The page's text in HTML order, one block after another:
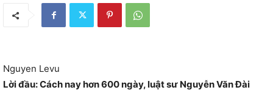
Nguyen Levu
Lời đầu: Cách nay hơn 600 ngày, luật sư Nguyễn Văn Đài